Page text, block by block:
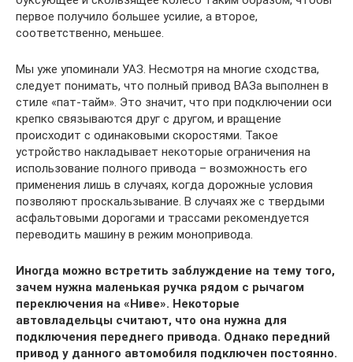
первое получило большее усилие, а второе,
соответственно, меньшее.
Мы уже упоминали УАЗ. Несмотря на многие сходства,
следует понимать, что полный привод ВАЗа выполнен в
стиле «пат-тайм». Это значит, что при подключении оси
крепко связываются друг с другом, и вращение
происходит с одинаковыми скоростями. Такое
устройство накладывает некоторые ограничения на
использование полного привода – возможность его
применения лишь в случаях, когда дорожные условия
позволяют проскальзывание. В случаях же с твердыми
асфальтовыми дорогами и трассами рекомендуется
переводить машину в режим монопривода.
Иногда можно встретить заблуждение на тему того,
зачем нужна маленькая ручка рядом с рычагом
переключения на «Ниве». Некоторые
автовладельцы считают, что она нужна для
подключения переднего привода. Однако передний
привод у данного автомобиля подключен постоянно.